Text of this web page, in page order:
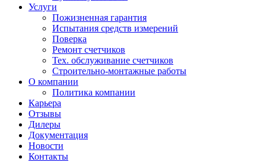
Услуги
Пожизненная гарантия
Испытания средств измерений
Поверка
Ремонт счетчиков
Тех. обслуживание счетчиков
Строительно-монтажные работы
О компании
Политика компании
Карьера
Отзывы
Дилеры
Документация
Новости
Контакты